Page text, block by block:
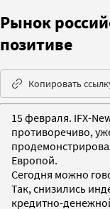
Рынок
позитиве
Копировать
15 февраля. IFX-
противоречиво,
Европой.
Сегодня можно
Так, снизились
кредитно-